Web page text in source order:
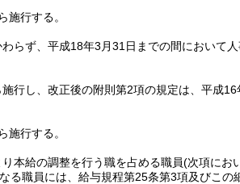
施行する。
らず、平成18年3月31日までの間におい
行し、改正後の附則第2項の規定は、平成16
施行する。
本給の調整を行う職を占める職員(次項にお
る職員には、給与規程第25条第3項及びこ